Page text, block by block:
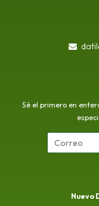
Sé el primero en
Nuevo